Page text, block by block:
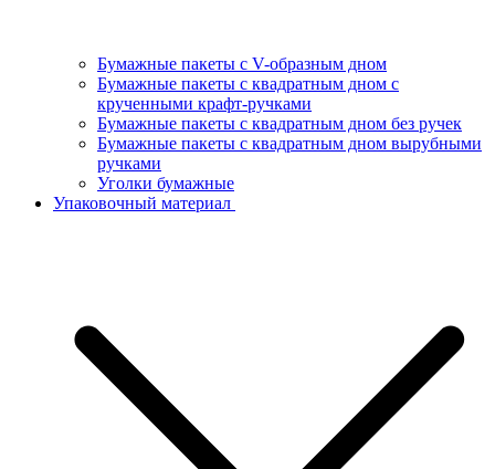
Бумажные пакеты с V-образным дном
Бумажные пакеты с квадратным дном с
крученными крафт-ручками
Бумажные пакеты с квадратным дном без ручек
Бумажные пакеты с квадратным дном вырубными
ручками
Уголки бумажные
Упаковочный материал